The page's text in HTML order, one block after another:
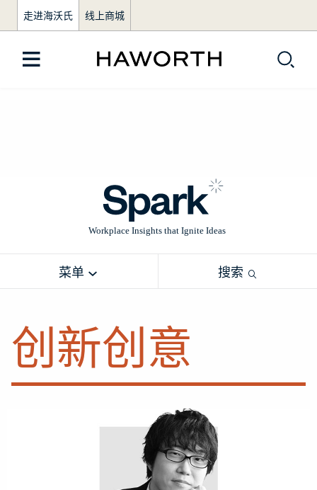
走进海沃氏 线上商城
菜单 搜索
创新创意